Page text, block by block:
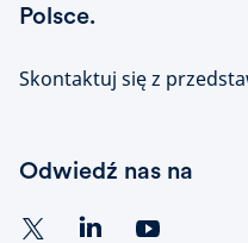
Polsce.
Skontaktuj się z
Odwiedź nas na